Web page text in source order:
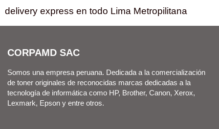
delivery express en todo Lima Metropilitana
CORPAMD SAC
Somos una empresa peruana. Dedicada a la comercialización
de toner originales de reconocidas marcas dedicadas a la
tecnología de informática como HP, Brother, Canon, Xerox,
Lexmark, Epson y entre otros.